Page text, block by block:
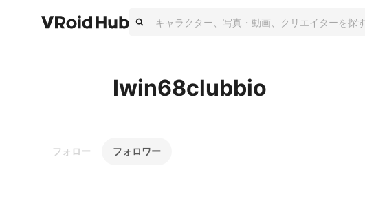
Iwin68clubbio
フォロー フォロワー